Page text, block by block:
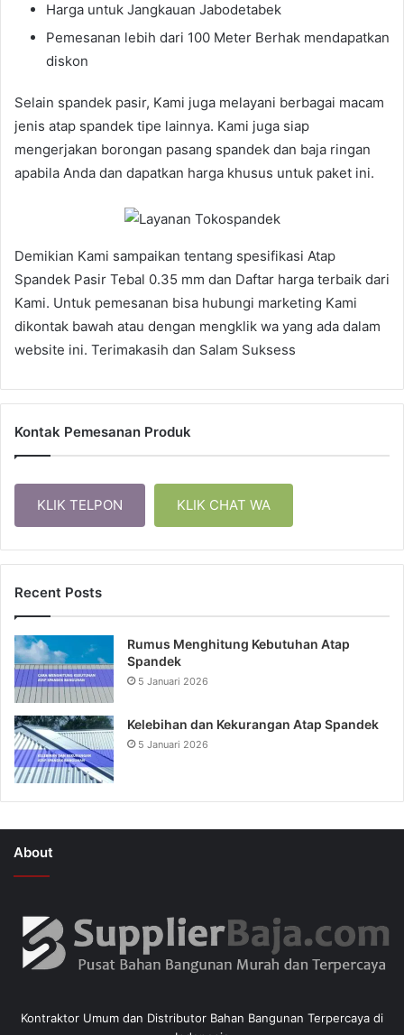
Harga untuk Jangkauan Jabodetabek
Pemesanan lebih dari 100 Meter Berhak mendapatkan
diskon
Selain spandek pasir, Kami juga melayani berbagai macam
jenis atap spandek tipe lainnya. Kami juga siap
mengerjakan borongan pasang spandek dan baja ringan
apabila Anda dan dapatkan harga khusus untuk paket ini.
Demikian Kami sampaikan tentang spesifikasi Atap
Spandek Pasir Tebal 0.35 mm dan Daftar harga terbaik dari
Kami. Untuk pemesanan bisa hubungi marketing Kami
dikontak bawah atau dengan mengklik wa yang ada dalam
website ini. Terimakasih dan Salam Suksess
Kontak Pemesanan Produk
KLIK TELPON KLIK CHAT WA
Recent Posts
Rumus Menghitung Kebutuhan Atap
Spandek
5 Januari 2026
Kelebihan dan Kekurangan Atap Spandek
5 Januari 2026
About
Kontraktor Umum dan Distributor Bahan Bangunan Terpercaya di